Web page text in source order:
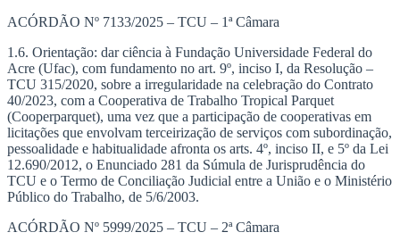
Ir
o
conteúdo
ACÓRDÃO Nº 7133/2025 – TCU – 1ª Câmara
1.6. Orientação: dar ciência à Fundação Universidade Federal do
Acre (Ufac), com fundamento no art. 9º, inciso I, da Resolução –
TCU 315/2020, sobre a irregularidade na celebração do Contrato
40/2023, com a Cooperativa de Trabalho Tropical Parquet
(Cooperparquet), uma vez que a participação de cooperativas em
licitações que envolvam terceirização de serviços com subordinação,
pessoalidade e habitualidade afronta os arts. 4º, inciso II, e 5º da Lei
12.690/2012, o Enunciado 281 da Súmula de Jurisprudência do
TCU e o Termo de Conciliação Judicial entre a União e o Ministério
Público do Trabalho, de 5/6/2003.
ACÓRDÃO Nº 5999/2025 – TCU – 2ª Câmara